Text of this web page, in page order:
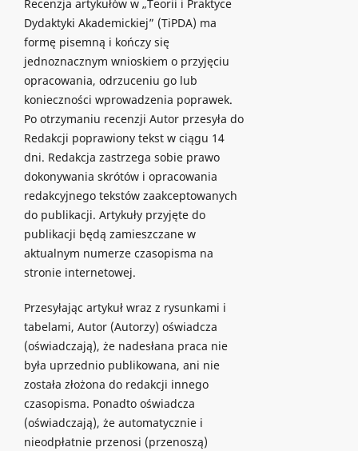
Recenzja artykułów w „Teorii i Praktyce
Dydaktyki Akademickiej” (TiPDA) ma
formę pisemną i kończy się
jednoznacznym wnioskiem o przyjęciu
opracowania, odrzuceniu go lub
konieczności wprowadzenia poprawek.
Po otrzymaniu recenzji Autor przesyła do
Redakcji poprawiony tekst w ciągu 14
dni. Redakcja zastrzega sobie prawo
dokonywania skrótów i opracowania
redakcyjnego tekstów zaakceptowanych
do publikacji. Artykuły przyjęte do
publikacji będą zamieszczane w
aktualnym numerze czasopisma na
stronie internetowej.
Przesyłając artykuł wraz z rysunkami i
tabelami, Autor (Autorzy) oświadcza
(oświadczają), że nadesłana praca nie
była uprzednio publikowana, ani nie
została złożona do redakcji innego
czasopisma. Ponadto oświadcza
(oświadczają), że automatycznie i
nieodpłatnie przenosi (przenoszą)